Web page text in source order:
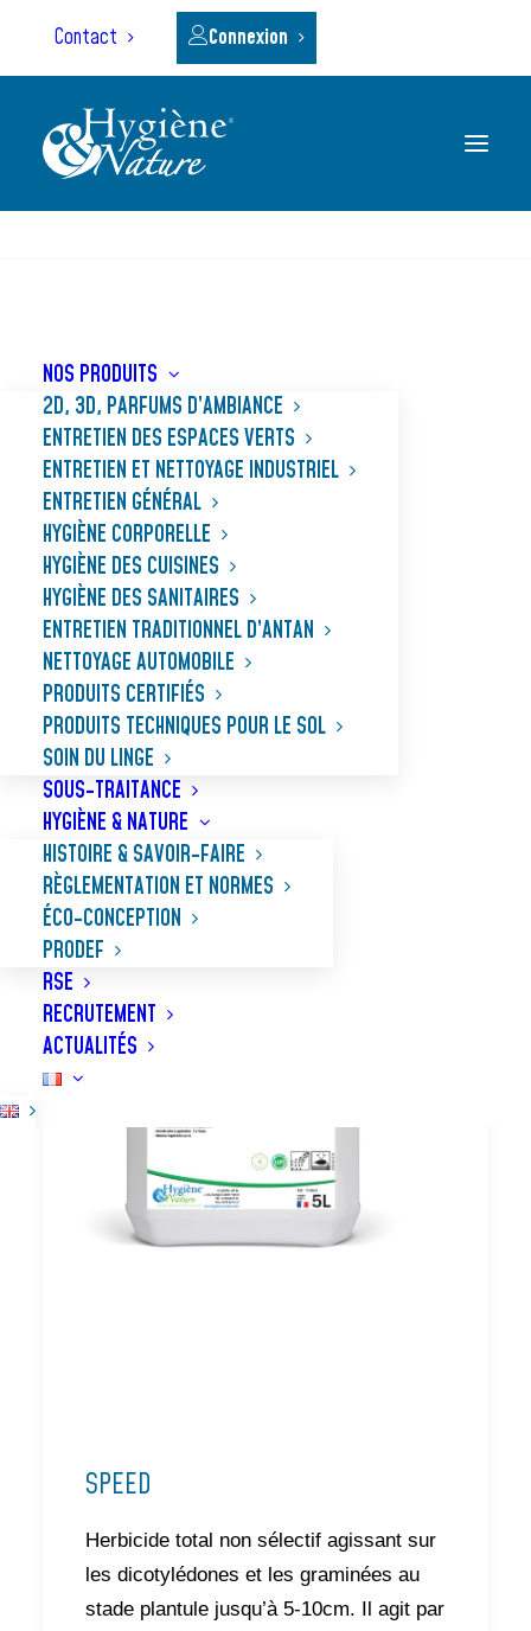
Contact Connexion
NOS PRODUITS
2D, 3D, PARFUMS D’AMBIANCE
ENTRETIEN DES ESPACES VERTS
ENTRETIEN ET NETTOYAGE INDUSTRIEL
ENTRETIEN GÉNÉRAL
HYGIÈNE CORPORELLE
HYGIÈNE DES CUISINES
HYGIÈNE DES SANITAIRES
ENTRETIEN TRADITIONNEL D’ANTAN
NETTOYAGE AUTOMOBILE
PRODUITS CERTIFIÉS
PRODUITS TECHNIQUES POUR LE SOL
SOIN DU LINGE
SOUS-TRAITANCE
HYGIÈNE & NATURE
HISTOIRE & SAVOIR-FAIRE
RÈGLEMENTATION ET NORMES
ÉCO-CONCEPTION
PRODEF
RSE
RECRUTEMENT
ACTUALITÉS
Herbicide
SPEED
Herbicide total non sélectif agissant sur
les dicotylédones et les graminées au
stade plantule jusqu’à 5-10cm. Il agit par
Panneau de gestion des cookies